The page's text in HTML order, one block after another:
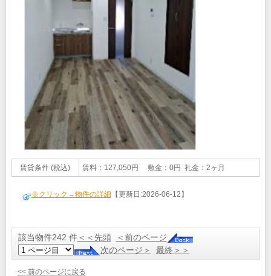
賃貸条件 (税込) 賃料：127,050円 敷金：0円 礼金：2ヶ月
※クリック→物件の詳細 【更新日:2026-06-12】
該当物件242 件＜＜先頭
＜前のページ
次のページ＞
最終＞＞
<< 前のページに戻る